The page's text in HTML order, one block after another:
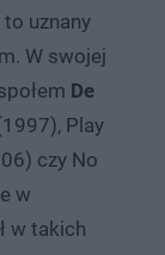
to uznany
W swojej
De
Play
czy No
w
w takich